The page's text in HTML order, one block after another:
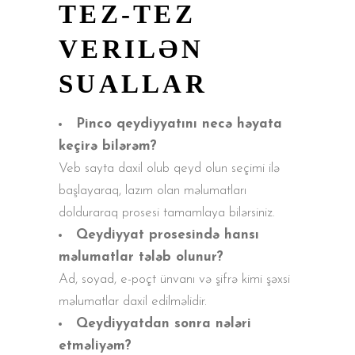
TEZ-TEZ
VERILƏN
SUALLAR
Pinco qeydiyyatını necə həyata
keçirə bilərəm?
Veb sayta daxil olub qeyd olun seçimi ilə
başlayaraq, lazım olan məlumatları
dolduraraq prosesi tamamlaya bilərsiniz.
Qeydiyyat prosesində hansı
məlumatlar tələb olunur?
Ad, soyad, e-poçt ünvanı və şifrə kimi şəxsi
məlumatlar daxil edilməlidir.
Qeydiyyatdan sonra nələri
etməliyəm?